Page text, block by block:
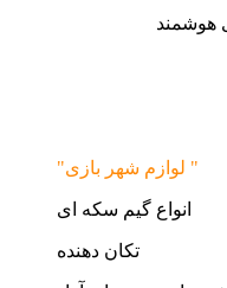
هوشمند
"لوازم شهر بازی "
انواع گیم سکه ای
تکان دهنده